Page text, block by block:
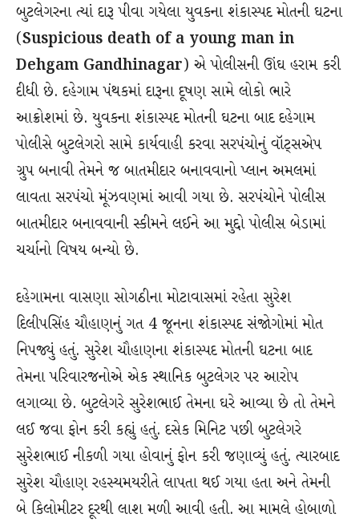
બુટલેગરના ત્યાં દારૂ પીવા ગયેલા યુવકના શંકાસ્પદ મોતની ઘટના
(Suspicious death of a young man in
Dehgam Gandhinagar) એ પોલીસની ઊંઘ હરામ કરી
દીધી છે. દહેગામ પંથકમાં દારૂના દૂષણ સામે લોકો ભારે
આક્રોશમાં છે. યુવકના શંકાસ્પદ મોતની ઘટના બાદ દહેગામ
પોલીસે બુટલેગરો સામે કાર્યવાહી કરવા સરપંચોનું વૉટ્સએપ
ગ્રુપ બનાવી તેમને જ બાતમીદાર બનાવવાનો પ્લાન અમલમાં
લાવતા સરપંચો મૂંઝવણમાં આવી ગયા છે. સરપંચોને પોલીસ
બાતમીદાર બનાવવાની સ્કીમને લઈને આ મુદ્દો પોલીસ બેડામાં
ચર્ચાનો વિષય બન્યો છે.
દહેગામના વાસણા સોગઠીના મોટાવાસમાં રહેતા સુરેશ
દિલીપસિંહ ચૌહાણનું ગત 4 જૂનના શંકાસ્પદ સંજોગોમાં મોત
નિપજ્યું હતું. સુરેશ ચૌહાણના શંકાસ્પદ મોતની ઘટના બાદ
તેમના પરિવારજનોએ એક સ્થાનિક બુટલેગર પર આરોપ
લગાવ્યા છે. બુટલેગરે સુરેશભાઈ તેમના ઘરે આવ્યા છે તો તેમને
લઈ જવા ફોન કરી કહ્યું હતું. દસેક મિનિટ પછી બુટલેગરે
સુરેશભાઈ નીકળી ગયા હોવાનું ફોન કરી જણાવ્યું હતું. ત્યારબાદ
સુરેશ ચૌહાણ રહસ્યમયરીતે લાપતા થઈ ગયા હતા અને તેમની
બે કિલોમીટર દૂરથી લાશ મળી આવી હતી. આ મામલે હોબાળો